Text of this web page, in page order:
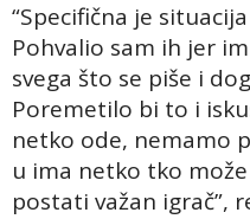
“Specifična je
Pohvalio sam ih jer
svega što se piše i
Poremetilo bi to i
netko ode, nemamo
u ima netko tko
postati važan igrač”,